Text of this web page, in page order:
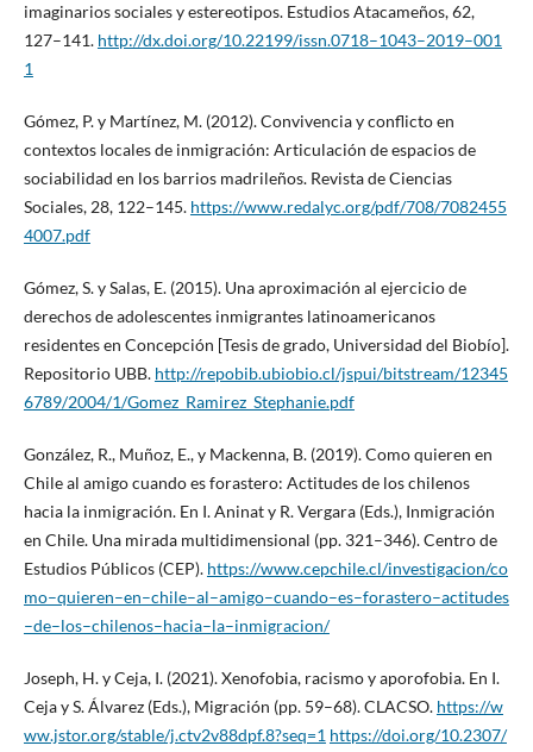
imaginarios sociales y estereotipos. Estudios Atacameños, 62,
127–141. http://dx.doi.org/10.22199/issn.0718–1043–2019–001
1
Gómez, P. y Martínez, M. (2012). Convivencia y conflicto en
contextos locales de inmigración: Articulación de espacios de
sociabilidad en los barrios madrileños. Revista de Ciencias
Sociales, 28, 122–145. https://www.redalyc.org/pdf/708/7082455
4007.pdf
Gómez, S. y Salas, E. (2015). Una aproximación al ejercicio de
derechos de adolescentes inmigrantes latinoamericanos
residentes en Concepción [Tesis de grado, Universidad del Biobío].
Repositorio UBB. http://repobib.ubiobio.cl/jspui/bitstream/12345
6789/2004/1/Gomez_Ramirez_Stephanie.pdf
González, R., Muñoz, E., y Mackenna, B. (2019). Como quieren en
Chile al amigo cuando es forastero: Actitudes de los chilenos
hacia la inmigración. En I. Aninat y R. Vergara (Eds.), Inmigración
en Chile. Una mirada multidimensional (pp. 321–346). Centro de
Estudios Públicos (CEP). https://www.cepchile.cl/investigacion/co
mo–quieren–en–chile–al–amigo–cuando–es–forastero–actitudes
–de–los–chilenos–hacia–la–inmigracion/
Joseph, H. y Ceja, I. (2021). Xenofobia, racismo y aporofobia. En I.
Ceja y S. Álvarez (Eds.), Migración (pp. 59–68). CLACSO. https://w
ww.jstor.org/stable/j.ctv2v88dpf.8?seq=1 https://doi.org/10.2307/